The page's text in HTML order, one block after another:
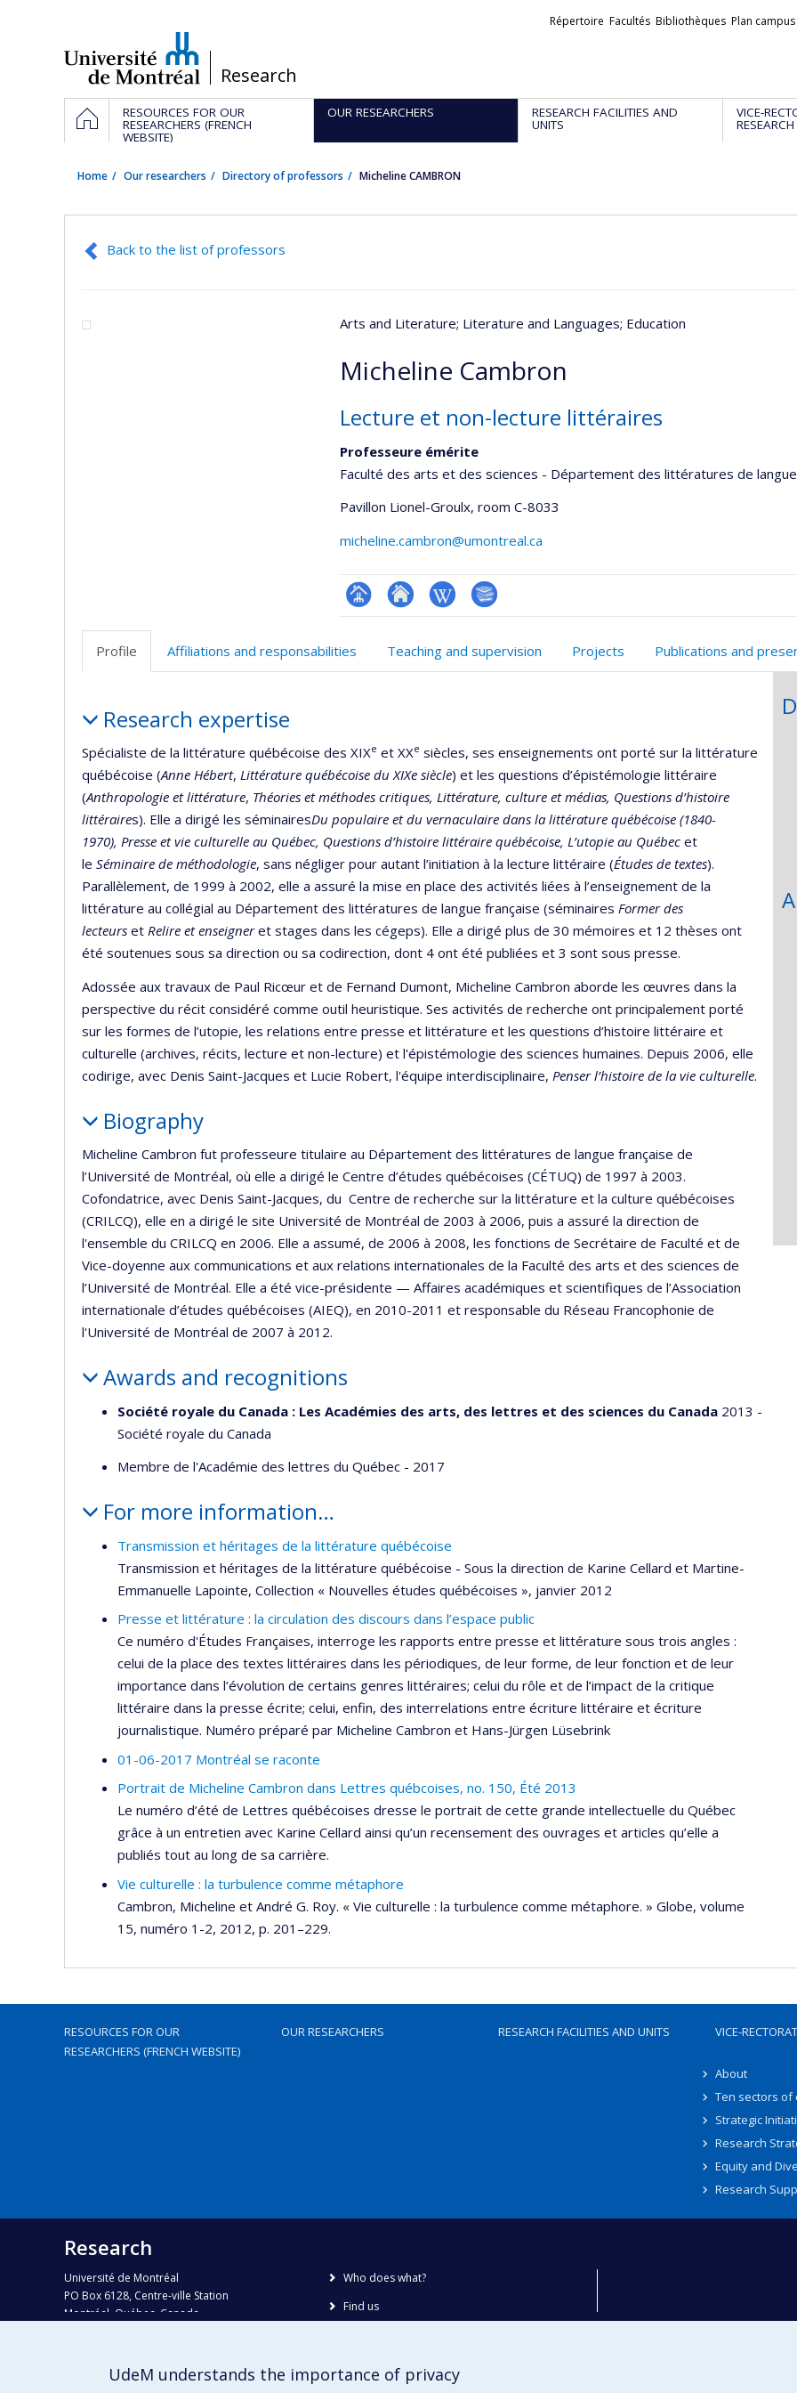
/Research
Liens
Répertoire Facultés Bibliothèques Plan campus
Navigation
principale
HOMERESOURCES FOR OUR
RESEARCHERS (FRENCH
WEBSITE)
OUR RESEARCHERS RESEARCH FACILITIES AND
UNITS
VICE-
RESEARCH
Home Our researchers Directory of professors Micheline CAMBRON
Back to the list of professors
Arts and Literature; Literature and Languages; Education
Micheline Cambron
Lecture et non-lecture littéraires
Professeure émérite
Faculté des arts et des sciences - Département des littératures de
Pavillon Lionel-Groulx, room C-8033
micheline.cambron@umontreal.ca
Page
(faculté,département,école)
Site
Wiki
Bibliographie
Profile
Affiliations and responsabilities Teaching and supervision Projects Publications and
Research expertise
Spécialiste de la littérature québécoise des XIXe et XXe siècles, ses enseignements ont porté sur la littérature
québécoise (Anne Hébert, Littérature québécoise du XIXe siècle) et les questions d’épistémologie littéraire
(Anthropologie et littérature, Théories et méthodes critiques, Littérature, culture et médias, Questions d’histoire
littéraires). Elle a dirigé les séminairesDu populaire et du vernaculaire dans la littérature québécoise (1840-
1970), Presse et vie culturelle au Québec, Questions d’histoire littéraire québécoise, L’utopie au Québec et
le Séminaire de méthodologie, sans négliger pour autant l’initiation à la lecture littéraire (Études de textes).
Parallèlement, de 1999 à 2002, elle a assuré la mise en place des activités liées à l’enseignement de la
littérature au collégial au Département des littératures de langue française (séminaires Former des
lecteurs et Relire et enseigneret stages dans les cégeps). Elle a dirigé plus de 30 mémoires et 12 thèses ont
été soutenues sous sa direction ou sa codirection, dont 4 ont été publiées et 3 sont sous presse.
Adossée aux travaux de Paul Ricœur et de Fernand Dumont, Micheline Cambron aborde les œuvres dans la
perspective du récit considéré comme outil heuristique. Ses activités de recherche ont principalement porté
sur les formes de l’utopie, les relations entre presse et littérature et les questions d’histoire littéraire et
culturelle (archives, récits, lecture et non-lecture) et l'épistémologie des sciences humaines. Depuis 2006, elle
codirige, avec Denis Saint-Jacques et Lucie Robert, l'équipe interdisciplinaire, Penser l’histoire de la vie culturelle.
Biography
Micheline Cambron fut professeure titulaire au Département des littératures de langue française de
l’Université de Montréal, où elle a dirigé le Centre d’études québécoises (CÉTUQ) de 1997 à 2003.
Cofondatrice, avec Denis Saint-Jacques, du Centre de recherche sur la littérature et la culture québécoises
(CRILCQ), elle en a dirigé le site Université de Montréal de 2003 à 2006, puis a assuré la direction de
l'ensemble du CRILCQ en 2006. Elle a assumé, de 2006 à 2008, les fonctions de Secrétaire de Faculté et de
Vice-doyenne aux communications et aux relations internationales de la Faculté des arts et des sciences de
l’Université de Montréal. Elle a été vice-présidente — Affaires académiques et scientifiques de l’Association
internationale d’études québécoises (AIEQ), en 2010-2011 et responsable du Réseau Francophonie de
l'Université de Montréal de 2007 à 2012.
Awards and recognitions
Société royale du Canada : Les Académies des arts, des lettres et des sciences du Canada 2013 -
Société royale du Canada
Membre de l'Académie des lettres du Québec - 2017
For more information…
Transmission et héritages de la littérature québécoise
Transmission et héritages de la littérature québécoise - Sous la direction de Karine Cellard et Martine-
Emmanuelle Lapointe, Collection « Nouvelles études québécoises », janvier 2012
Presse et littérature : la circulation des discours dans l’espace public
Ce numéro d'Études Françaises, interroge les rapports entre presse et littérature sous trois angles :
celui de la place des textes littéraires dans les périodiques, de leur forme, de leur fonction et de leur
importance dans l’évolution de certains genres littéraires; celui du rôle et de l’impact de la critique
littéraire dans la presse écrite; celui, enfin, des interrelations entre écriture littéraire et écriture
journalistique. Numéro préparé par Micheline Cambron et Hans-Jürgen Lüsebrink
01-06-2017 Montréal se raconte
Portrait de Micheline Cambron dans Lettres québcoises, no. 150, Été 2013
Le numéro d’été de Lettres québécoises dresse le portrait de cette grande intellectuelle du Québec
grâce à un entretien avec Karine Cellard ainsi qu’un recensement des ouvrages et articles qu’elle a
publiés tout au long de sa carrière.
Vie culturelle : la turbulence comme métaphore
Cambron, Micheline et André G. Roy. « Vie culturelle : la turbulence comme métaphore. » Globe, volume
15, numéro 1-2, 2012, p. 201–229.
RESOURCES FOR OUR
RESEARCHERS (FRENCH WEBSITE)
OUR RESEARCHERS RESEARCH FACILITIES AND UNITS VICE-
About
Ten sectors of
Strategic
Research
Equity and
Research
Research
Université de Montréal
PO Box 6128, Centre-ville Station
Montréal, Québec, Canada
Phone : 514 343-6111, #38492
recherche@umontreal.ca
Who does what?
Find us
UdeM understands the importance of privacy